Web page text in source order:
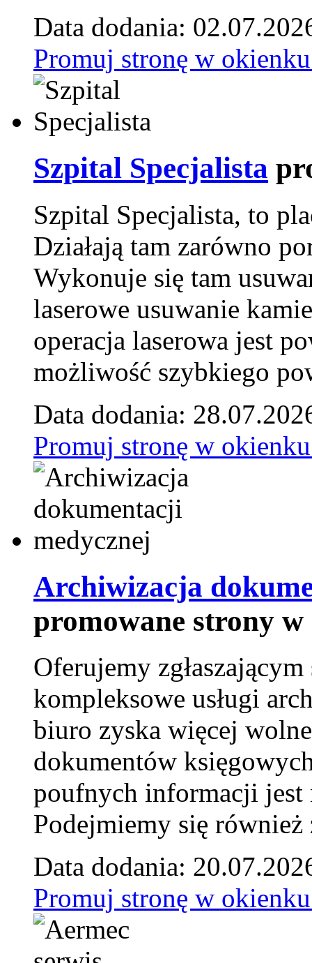
Data dodania:
Promuj stronę w
Szpital Specjalista
Szpital Specjalista, to
Działają tam zarówno
Wykonuje się tam
laserowe usuwanie
operacja laserowa jest
możliwość szybkiego
Data dodania:
Promuj stronę w
Archiwizacja
promowane strony
Oferujemy
kompleksowe usługi
biuro zyska więcej
dokumentów
poufnych informacji jest
Podejmiemy się
Data dodania:
Promuj stronę w